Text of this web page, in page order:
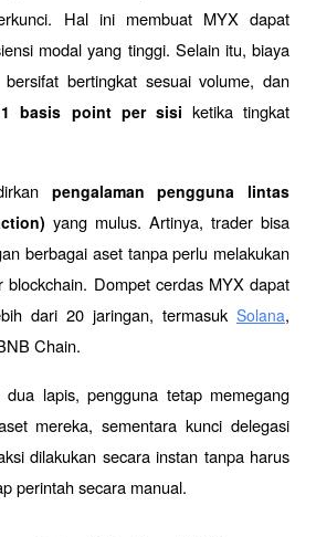
Hal ini membuat MYX dapat
modal yang tinggi. Selain itu, biaya
bertingkat sesuai volume, dan
1 basis point per sisi ketika tingkat
pengalaman pengguna lintas
yang mulus. Artinya, trader bisa
berbagai aset tanpa perlu melakukan
blockchain. Dompet cerdas MYX dapat
dari 20 jaringan, termasuk Solana,
Chain.
lapis, pengguna tetap memegang
mereka, sementara kunci delegasi
dilakukan secara instan tanpa harus
perintah secara manual.